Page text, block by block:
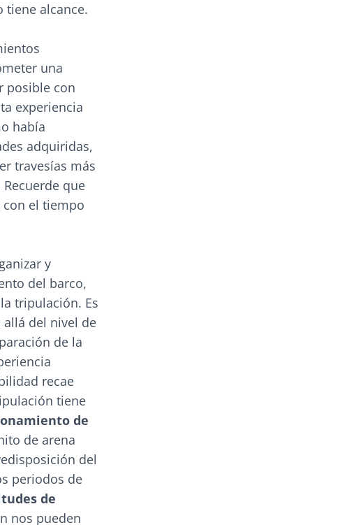
tiene alcance.
una
posible con
experiencia
había
adquiridas,
travesías más
Recuerde que
el tiempo
y
del barco,
tripulación. Es
del nivel de
de la
recae
tiene
de
de arena
del
periodos de
de
nos pueden